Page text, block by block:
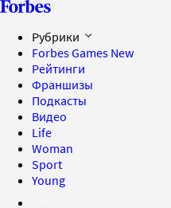
Рубрики
Forbes Games New
Рейтинги
Франшизы
Подкасты
Видео
Life
Woman
Sport
Young